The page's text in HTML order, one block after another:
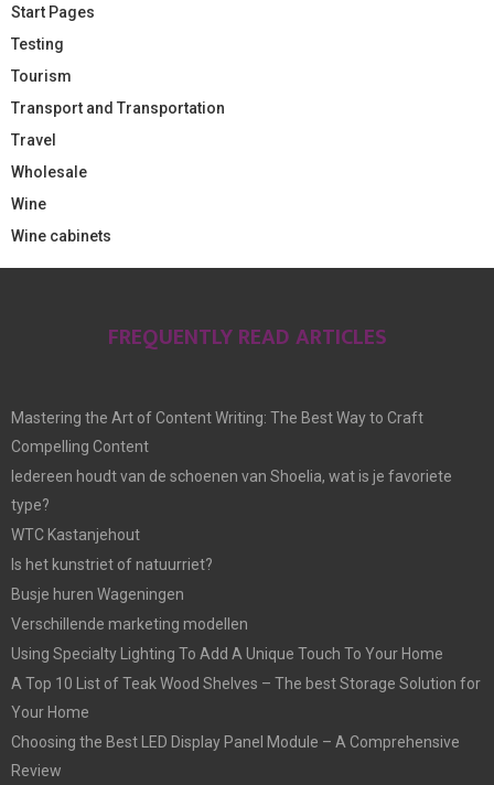
Start Pages
Testing
Tourism
Transport and Transportation
Travel
Wholesale
Wine
Wine cabinets
FREQUENTLY READ ARTICLES
Mastering the Art of Content Writing: The Best Way to Craft
Compelling Content
Iedereen houdt van de schoenen van Shoelia, wat is je favoriete
type?
WTC Kastanjehout
Is het kunstriet of natuurriet?
Busje huren Wageningen
Verschillende marketing modellen
Using Specialty Lighting To Add A Unique Touch To Your Home
A Top 10 List of Teak Wood Shelves – The best Storage Solution for
Your Home
Choosing the Best LED Display Panel Module – A Comprehensive
Review